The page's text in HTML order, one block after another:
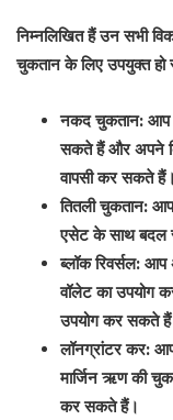
निम्नलिखित हैं उन सभी
चुकतान के लिए उपयुक्त हो
नकद चुकतान: आप
सकते हैं और अपने
वापसी कर सकते हैं।
तितली चुकतान: आप
एसेट के साथ बदल
ब्लॉक रिवर्सल: आप
वॉलेट का उपयोग
उपयोग कर सकते
लॉनग्रांटर कर: आप
मार्जिन ऋण की
कर सकते हैं।